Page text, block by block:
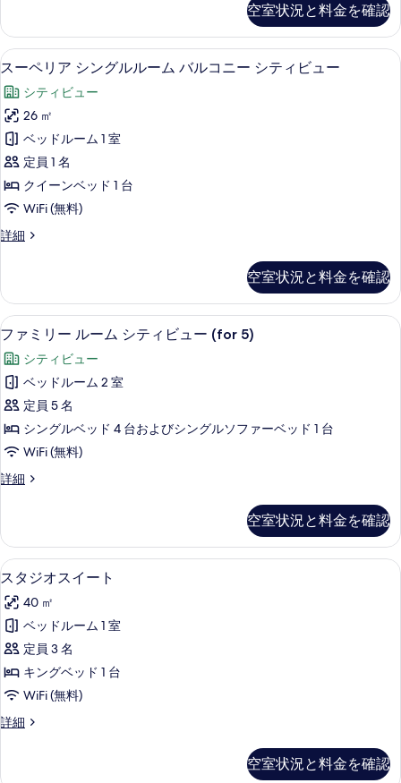
写
真
を
表
示
す
る
用)
バ
ル
コ
ニ
ー
シ
テ
ィ
ビ
の
す
べ
て
の
写
真
を
表
す
る
ー
ム
(1
様
利
用)
バ
ル
コ
ニ
ー
テ
ュ
ー
の
詳
細
空室状況と料金を確認
ス
ー
ペ
リ
ア
シ
ン
グ
ル
ー
ム
バ
ル
コ
ニ
ー
シ
テ
ュ
ー
の
す
べ
て
の
真
高級寝具、ミニバー、セーフティボ
12
スーペリア シングルルーム バルコニー シティビュー
シティビュー
26 ㎡
ベッドルーム 1 室
定員 1 名
クイーンベッド 1 台
WiFi (無料)
詳細
ス
ア
シ
ン
ル
ル
ム
バ
ル
コ
ニ
ィ
ビ
ュ
ー
の
詳
細
空室状況と料金を確認
フ
ァ
ミ
リ
ー
ル
ー
ム
テ
ィ
ビ
ュ
ー
(for
5)
の
す
高級寝具、ミニバー、セーフティボ
2
ファミリー ルーム シティビュー (for 5)
シティビュー
ベッドルーム 2 室
定員 5 名
シングルベッド 4 台およびシングルソファーベッド 1 台
WiFi (無料)
詳細
フ
ー
ル
ー
シ
テ
ビ
ュ
ー
(for
5)
空室状況と料金を確認
ス
タ
ジ
オ
ス
イ
ー
ト
す
スタジオスイート | 高級寝具、ミニ
14
スタジオスイート
40 ㎡
ベッドルーム 1 室
定員 3 名
キングベッド 1 台
WiFi (無料)
詳細
ス
空室状況と料金を確認